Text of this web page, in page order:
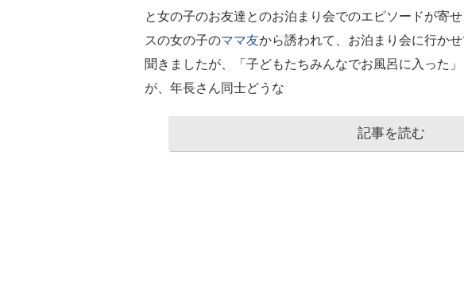
と女の子のお友達とのお泊まり会でのエピソードが寄
スの女の子のママ友から誘われて、お泊まり会に行か
聞きましたが、「子どもたちみんなでお風呂に入った
が、年長さん同士どうな
記事を読む